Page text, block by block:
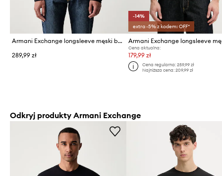
Armani Exchange longsleeve męski bawełniany
289,99 zł
-14%
extra -5% z kodem: OFF*
Cena aktualna:
179,99 zł
Cena regularna: 259,99 zł
Najniższa cena: 209,99 zł
Odkryj produkty Armani Exchange